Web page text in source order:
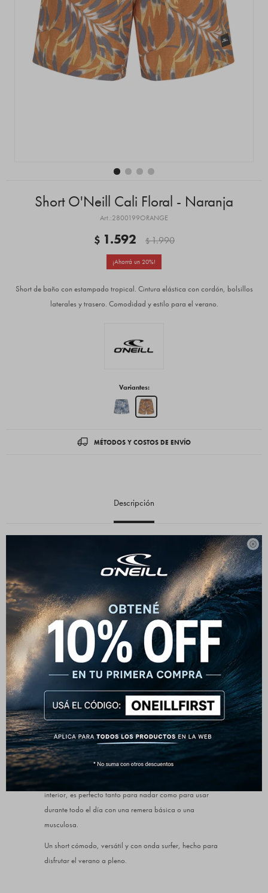

Short O'Neill Cali Floral - Naranja
2800199ORANGE
$ 1.592 $1.990
20
Short de baño con estampado tropical. Cintura elástica con cordón, bolsillos
laterales y trasero. Comodidad y estilo para el verano.
Variantes:
MÉTODOS Y COSTOS DE ENVÍO
Descripción
Short O'Neill Cali Floral -
Hecho para disfrutar el verano
Estilo tropical con actitud
Este short de baño O'Neill combina un diseño fresco con
un estampado de hojas, ideal para quienes quieren
destacarse en la playa o la piscina sin perder comodidad.
Diseño funcional
Cuenta con cintura elástica con cordón regulable,
bolsillos laterales y un bolsillo trasero con cierre de
velcro. Todo pensado para que puedas moverte con
libertad y tener a mano lo esencial.
Listo para el agua y más
Fabricado con materiales de secado rápido y forro
interior, es perfecto tanto para nadar como para usar
durante todo el día con una remera básica o una
musculosa.
Un short cómodo, versátil y con onda surfer, hecho para
disfrutar el verano a pleno.